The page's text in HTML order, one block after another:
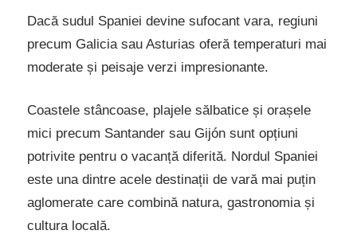
Dacă sudul Spaniei devine sufocant vara, regiuni
precum Galicia sau Asturias oferă temperaturi mai
moderate și peisaje verzi impresionante.
Coastele stâncoase, plajele sălbatice și orașele
mici precum Santander sau Gijón sunt opțiuni
potrivite pentru o vacanță diferită. Nordul Spaniei
este una dintre acele destinații de vară mai puțin
aglomerate care combină natura, gastronomia și
cultura locală.